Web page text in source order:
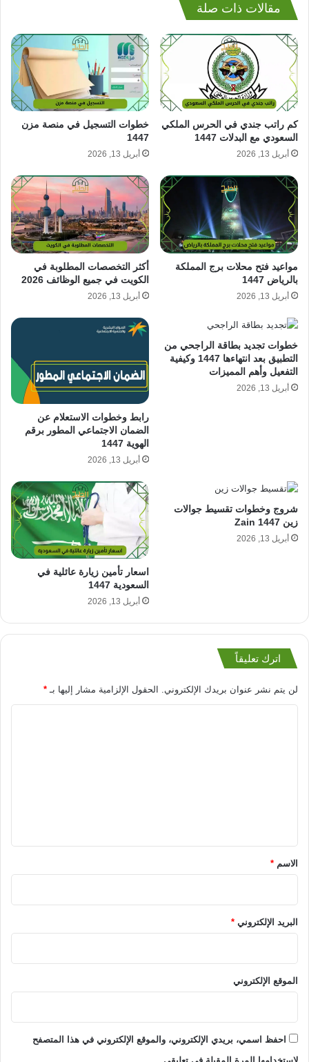
مقالات ذات صلة
كم راتب جندي في الحرس الملكي
السعودي مع البدلات 1447
أبريل 13, 2026
خطوات التسجيل في منصة مزن
1447
أبريل 13, 2026
مواعيد فتح محلات برج المملكة
بالرياض 1447
أبريل 13, 2026
أكثر التخصصات المطلوبة في
الكويت في جميع الوظائف 2026
أبريل 13, 2026
خطوات تجديد بطاقة الراجحي من
التطبيق بعد انتهاءها 1447 وكيفية
التفعيل وأهم المميزات
أبريل 13, 2026
رابط وخطوات الاستعلام عن
الضمان الاجتماعي المطور برقم
الهوية 1447
أبريل 13, 2026
شروج وخطوات تقسيط جوالات
زين Zain 1447
أبريل 13, 2026
اسعار تأمين زيارة عائلية في
السعودية 1447
أبريل 13, 2026
اترك تعليقاً
لن يتم نشر عنوان بريدك الإلكتروني. الحقول الإلزامية مشار إليها بـ *
*الاسم *
البريد الإلكتروني *
الموقع الإلكتروني
احفظ اسمي، بريدي الإلكتروني، والموقع الإلكتروني في هذا المتصفح